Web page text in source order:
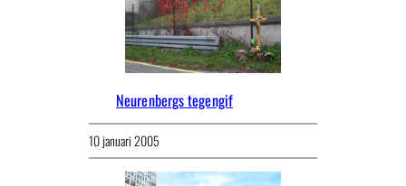
Neurenbergs tegengif
10 januari 2005